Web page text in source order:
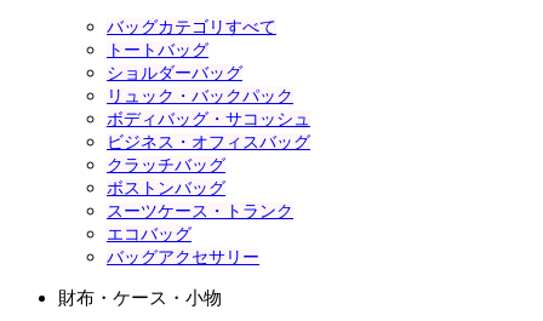
バッグカテゴリすべて
トートバッグ
ショルダーバッグ
リュック・バックパック
ボディバッグ・サコッシュ
ビジネス・オフィスバッグ
クラッチバッグ
ボストンバッグ
スーツケース・トランク
エコバッグ
バッグアクセサリー
財布・ケース・小物